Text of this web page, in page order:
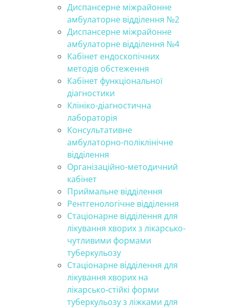
Диспансерне міжрайонне
амбулаторне відділення №2
Диспансерне міжрайонне
амбулаторне відділення №4
Кабінет ендоскопічних
методів обстеження
Кабінет функціональної
діагностики
Клініко-діагностична
лабораторія
Консультативне
амбулаторно-поліклінічне
відділення
Організаційно-методичний
кабінет
Приймальне відділення
Рентгенологічне відділення
Стаціонарне відділення для
лікування хворих з лікарсько-
чутливими формами
туберкульозу
Стаціонарне відділення для
лікування хворих на
лікарсько-стійкі форми
туберкульозу з ліжками для